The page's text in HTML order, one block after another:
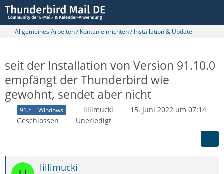
Allgemeines Arbeiten / Konten einrichten / Installation & Update
seit der Installation von Version 91.10.0
empfängt der Thunderbird wie
gewohnt, sendet aber nicht
91.* Windows lillimucki
15. Juni 2022 um 07:14
Geschlossen
Unerledigt
lillimucki